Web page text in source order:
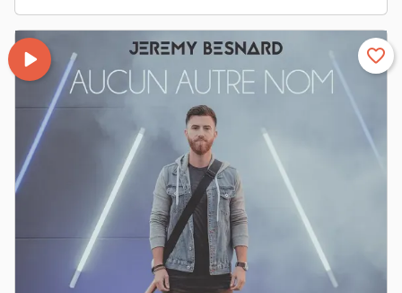
play_arrow favorite_border